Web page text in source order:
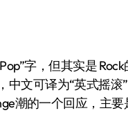
字，但其实是
中文可译为“英式摇滚
潮的一个回应，主